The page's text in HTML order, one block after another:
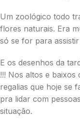
Um zoológico todo
flores naturais. Era
só se for para
E os desenhos da
!!! Nos altos e baixos
regalias que hoje se
pra lidar com
situação.